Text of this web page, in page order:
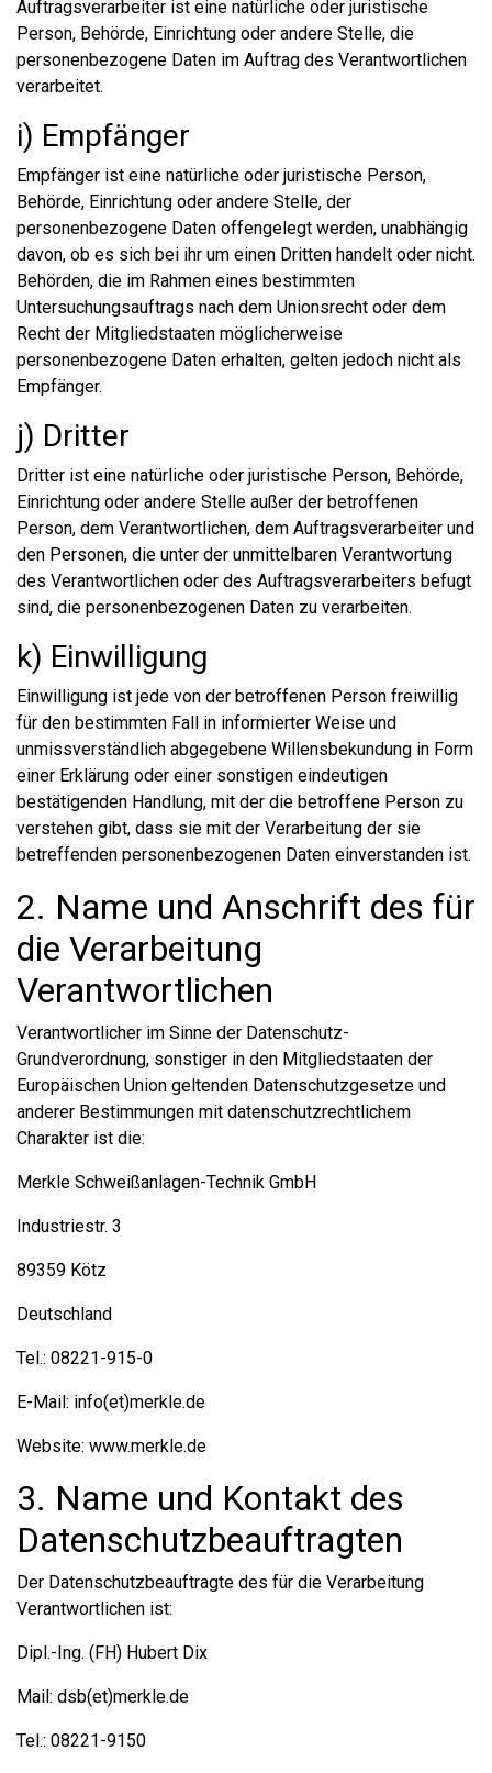
Auftragsverarbeiter ist eine natürliche oder juristische
Person, Behörde, Einrichtung oder andere Stelle, die
personenbezogene Daten im Auftrag des Verantwortlichen
verarbeitet.
i) Empfänger
Empfänger ist eine natürliche oder juristische Person,
Behörde, Einrichtung oder andere Stelle, der
personenbezogene Daten offengelegt werden, unabhängig
davon, ob es sich bei ihr um einen Dritten handelt oder nicht.
Behörden, die im Rahmen eines bestimmten
Untersuchungsauftrags nach dem Unionsrecht oder dem
Recht der Mitgliedstaaten möglicherweise
personenbezogene Daten erhalten, gelten jedoch nicht als
Empfänger.
j) Dritter
Dritter ist eine natürliche oder juristische Person, Behörde,
Einrichtung oder andere Stelle außer der betroffenen
Person, dem Verantwortlichen, dem Auftragsverarbeiter und
den Personen, die unter der unmittelbaren Verantwortung
des Verantwortlichen oder des Auftragsverarbeiters befugt
sind, die personenbezogenen Daten zu verarbeiten.
k) Einwilligung
Einwilligung ist jede von der betroffenen Person freiwillig
für den bestimmten Fall in informierter Weise und
unmissverständlich abgegebene Willensbekundung in Form
einer Erklärung oder einer sonstigen eindeutigen
bestätigenden Handlung, mit der die betroffene Person zu
verstehen gibt, dass sie mit der Verarbeitung der sie
betreffenden personenbezogenen Daten einverstanden ist.
2. Name und Anschrift des für
die Verarbeitung
Verantwortlichen
Verantwortlicher im Sinne der Datenschutz-
Grundverordnung, sonstiger in den Mitgliedstaaten der
Europäischen Union geltenden Datenschutzgesetze und
anderer Bestimmungen mit datenschutzrechtlichem
Charakter ist die:
Merkle Schweißanlagen-Technik GmbH
Industriestr. 3
89359 Kötz
Deutschland
Tel.: 08221-915-0
E-Mail: info(et)merkle.de
Website: www.merkle.de
3. Name und Kontakt des
Datenschutzbeauftragten
Der Datenschutzbeauftragte des für die Verarbeitung
Verantwortlichen ist:
Dipl.-Ing. (FH) Hubert Dix
Mail: dsb(et)merkle.de
Tel.: 08221-9150